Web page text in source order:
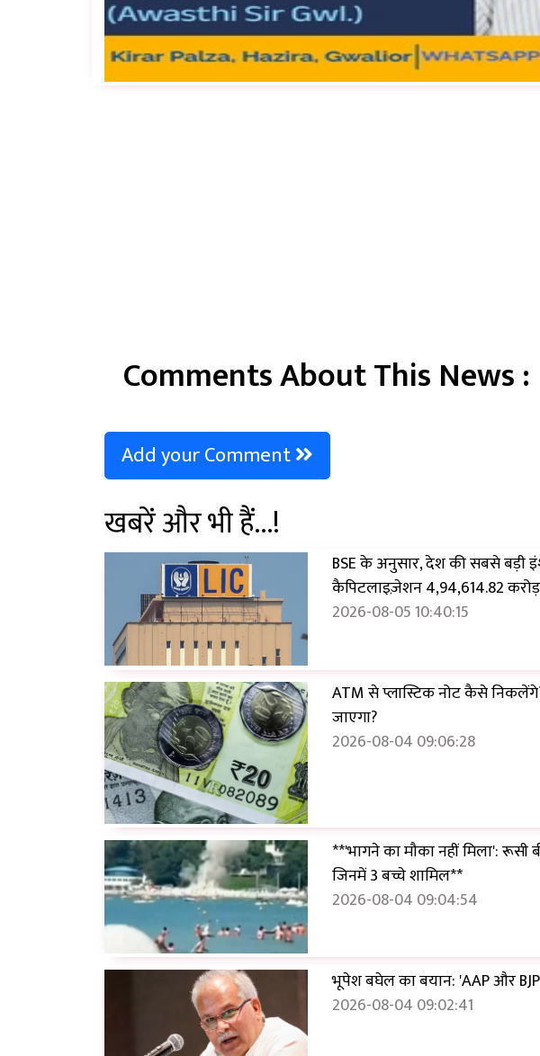
Comments About This News :
Add your Comment
खबरें और भी हैं...!
BSE के अनुसार, देश की सबसे बड़ी
कैपिटलाइज़ेशन ₹4,94,614.82
2026-08-05 10:40:15
ATM से प्लास्टिक नोट कैसे
जाएगा?
2026-08-04 09:06:28
**'भागने का मौका नहीं मिला': रूसी
जिनमें 3 बच्चे शामिल**
2026-08-04 09:04:54
भूपेश बघेल का बयान: 'AAP और
2026-08-04 09:02:41